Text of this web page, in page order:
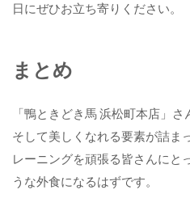
日にぜひお立ち寄りください。
まとめ
「鴨ときどき馬 浜松町本店」
そして美しくなれる要素が詰ま
レーニングを頑張る皆さんにと
うな外食になるはずです。